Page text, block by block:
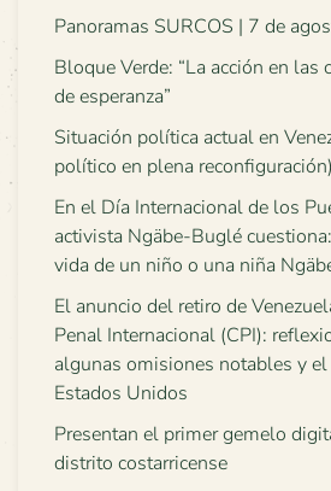
Panoramas SURCOS | 7 de
Bloque Verde: “La acción en las
de esperanza”
Situación política actual en
político en plena reconfiguración)
En el Día Internacional de los
activista Ngäbe-Buglé
vida de un niño o una niña
El anuncio del retiro de
Penal Internacional (CPI):
algunas omisiones notables y
Estados Unidos
Presentan el primer gemelo
distrito costarricense